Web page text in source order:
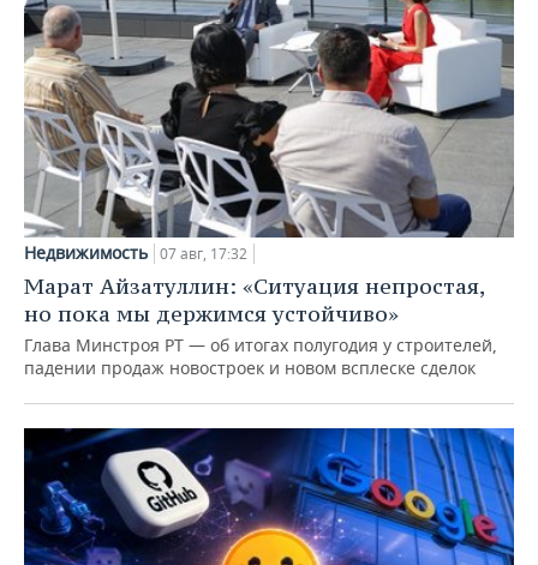
Недвижимость 07 авг, 17:32
Марат Айзатуллин: «Ситуация непростая,
но пока мы держимся устойчиво»
Глава Минстроя РТ — об итогах полугодия у строителей,
падении продаж новостроек и новом всплеске сделок